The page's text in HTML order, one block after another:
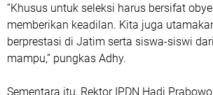
“Khusus untuk seleksi harus bersifat
memberikan keadilan. Kita juga
berprestasi di Jatim serta siswa-siswi
mampu,” pungkas Adhy.
Sementara itu, Rektor IPDN Hadi